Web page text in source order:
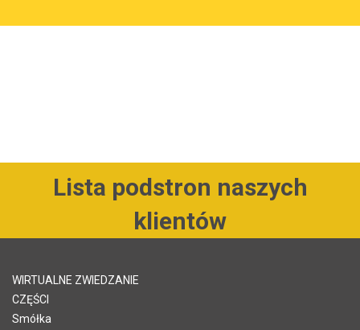
Lista podstron naszych
klientów
WIRTUALNE ZWIEDZANIE
CZĘŚCI
Smółka